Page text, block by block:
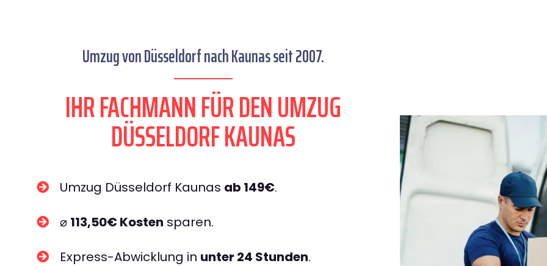
Umzug von Düsseldorf nach Kaunas seit 2007.
IHR FACHMANN FÜR DEN UMZUG
DÜSSELDORF KAUNAS
Umzug Düsseldorf Kaunas ab 149€.
⌀ 113,50€ Kosten sparen.
Express-Abwicklung in unter 24 Stunden.